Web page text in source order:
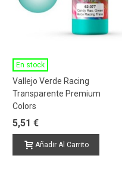
En stock
Vallejo Verde Racing
Transparente Premium
Colors
5,51 €
Añadir Al Carrito